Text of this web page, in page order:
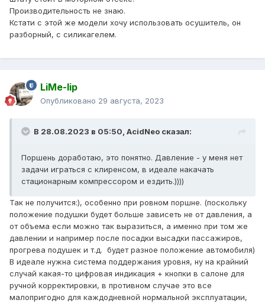
Производительность не знаю.
Кстати с этой же модели хочу использовать осушитель, он
разборный, с силикагелем.
LiMe-lip
Опубликовано 29 августа, 2023
В 28.08.2023 в 05:50, AcidNeo сказал:
Поршень доработаю, это понятно. Давление - у меня нет
задачи играться с клиренсом, в идеале накачать
стационарным компрессором и ездить.))))
Так не получится:), особенно при ровном поршне. (поскольку
положение подушки будет больше зависеть не от давления, а
от объема если можно так выразиться, а именно при том же
давлении и например после посадки высадки пассажиров,
прогрева подушек и т.д. будет разное положение автомобиля)
В идеале нужна система поддержания уровня, ну на крайний
случай какая-то цифровая индикация + кнопки в салоне для
ручной корректировки, в противном случае это все
малопригодно для каждодневной нормальной эксплуатации,